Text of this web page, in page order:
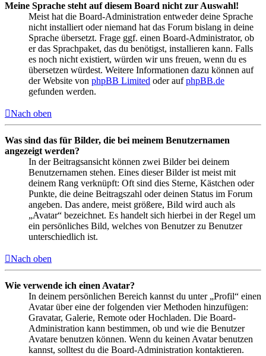
Meine Sprache steht auf diesem Board nicht zur Auswahl!
Meist hat die Board-Administration entweder deine Sprache
nicht installiert oder niemand hat das Forum bislang in deine
Sprache übersetzt. Frage ggf. einen Board-Administrator, ob
er das Sprachpaket, das du benötigst, installieren kann. Falls
es noch nicht existiert, würden wir uns freuen, wenn du es
übersetzen würdest. Weitere Informationen dazu können auf
der Website von phpBB Limited oder aufphpBB.de
gefunden werden.
Nach oben
Was sind das für Bilder, die bei meinem Benutzernamen
angezeigt werden?
In der Beitragsansicht können zwei Bilder bei deinem
Benutzernamen stehen. Eines dieser Bilder ist meist mit
deinem Rang verknüpft: Oft sind dies Sterne, Kästchen oder
Punkte, die deine Beitragszahl oder deinen Status im Forum
angeben. Das andere, meist größere, Bild wird auch als
„Avatar“ bezeichnet. Es handelt sich hierbei in der Regel um
ein persönliches Bild, welches von Benutzer zu Benutzer
unterschiedlich ist.
Nach oben
Wie verwende ich einen Avatar?
In deinem persönlichen Bereich kannst du unter „Profil“ einen
Avatar über eine der folgenden vier Methoden hinzufügen:
Gravatar, Galerie, Remote oder Hochladen. Die Board-
Administration kann bestimmen, ob und wie die Benutzer
Avatare benutzen können. Wenn du keinen Avatar benutzen
kannst, solltest du die Board-Administration kontaktieren.